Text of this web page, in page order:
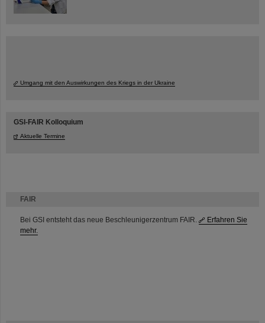
FAIR
Bei GSI entsteht das neue Beschleunigerzentrum FAIR.
Erfahren Sie
mehr.
Umgang mit den Auswirkungen des Kriegs in der Ukraine
GSI-FAIR Kolloquium
Aktuelle Termine